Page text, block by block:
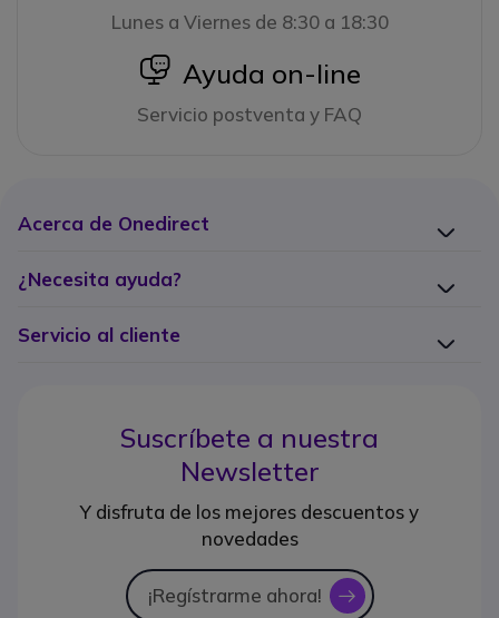
Lunes a Viernes de 8:30 a 18:30
icon
Ayuda on-line
Servicio postventa y FAQ
Acerca de Onedirect
¿Necesita ayuda?
Servicio al cliente
Suscríbete a nuestra
Newsletter
Y disfruta de los mejores descuentos y
novedades
¡Regístrarme ahora! icon